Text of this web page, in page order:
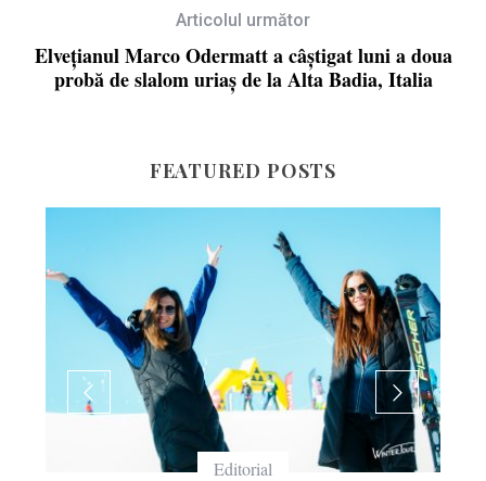
Articolul următor
Elveţianul Marco Odermatt a câştigat luni a doua
probă de slalom uriaş de la Alta Badia, Italia
FEATURED POSTS
Echipament